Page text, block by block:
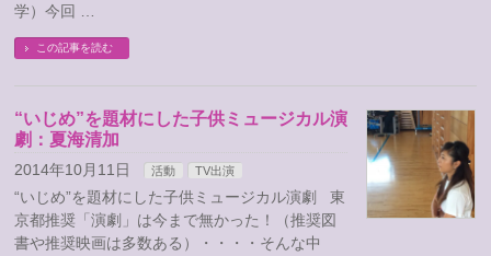
学）今回 …
この記事を読む
“いじめ”を題材にした子供ミュージカル演
劇：夏海清加
2014年10月11日 活動 TV出演
“いじめ”を題材にした子供ミュージカル演劇 東
京都推奨「演劇」は今まで無かった！（推奨図
書や推奨映画は多数ある）・・・・そんな中